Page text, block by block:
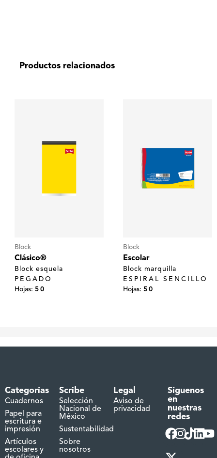
Productos relacionados
Block
Clásico®
Block esquela
PEGADO
Hojas: 50
Block
Escolar
Block marquilla
ESPIRAL SENCILLO
Hojas: 50
Categorías
Cuadernos
Papel para
escritura e
impresión
Artículos
escolares y
Scribe
Selección
Nacional de
México
Sustentabilidad
Sobre
nosotros
Legal
Aviso de
privacidad
Síguenos
en
nuestras
redes